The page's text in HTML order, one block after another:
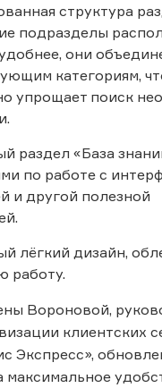
структура
подразделы
они
категориям,
упрощает поиск
раздел «База
по работе с
и другой полезной
лёгкий дизайн,
работу.
Вороновой,
клиентских
Экспресс»,
максимальное